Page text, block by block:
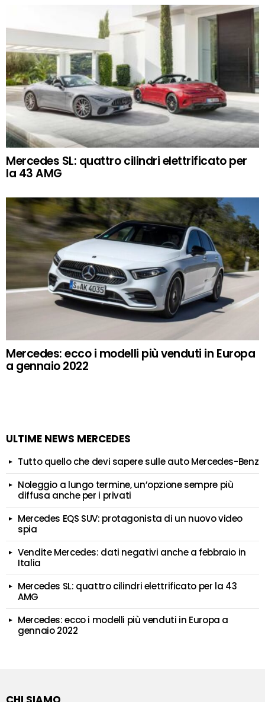
Mercedes SL: quattro cilindri elettrificato per
la 43 AMG
Mercedes: ecco i modelli più venduti in Europa
a gennaio 2022
ULTIME NEWS MERCEDES
Tutto quello che devi sapere sulle auto Mercedes-Benz
Noleggio a lungo termine, un’opzione sempre più
diffusa anche per i privati
Mercedes EQS SUV: protagonista di un nuovo video
spia
Vendite Mercedes: dati negativi anche a febbraio in
Italia
Mercedes SL: quattro cilindri elettrificato per la 43
AMG
Mercedes: ecco i modelli più venduti in Europa a
gennaio 2022